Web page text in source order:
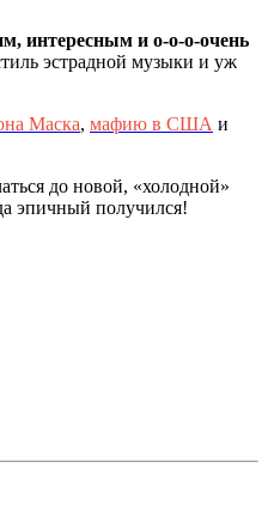
интересным и о-о-о-очень
эстрадной музыки и уж
Маска, мафию в США и
до новой, «холодной»
эпичный получился!